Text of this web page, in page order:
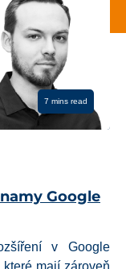
Co jsou